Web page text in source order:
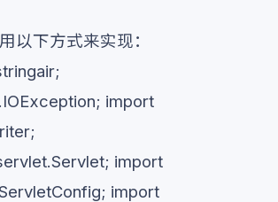
以下方式来实现：
import
import
import